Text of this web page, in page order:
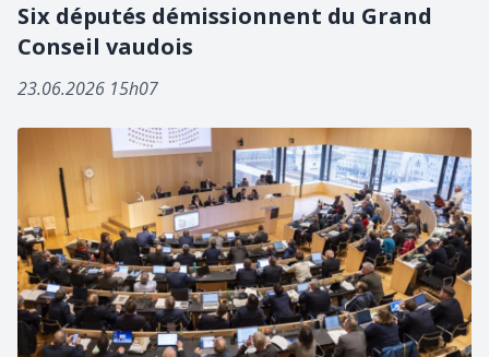
Six députés démissionnent du Grand
Conseil vaudois
23.06.2026 15h07